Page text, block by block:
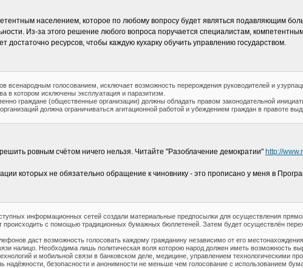
населением, которое по любому вопросу будет являться подавляющим
Из-за этого решение любого вопроса поручается специалистам,
достаточно ресурсов, чтобы каждую кухарку обучить управлению государством.
всенародным голосованием, исключает возможность перерождения руководителей и
в котором исключены эксплуатация и паразитизм.
граждане (общественные организации) должны обладать правом законодательной
должна ограничиваться агитационной работой и убеждением граждан в правоте
ровным счётом ничего нельзя. Читайте "Разоблачение демократии" http://
которых не обязательно обращение к чиновнику - это прописано у меня в
информационных сетей создали материальные предпосылки для осуществления
происходить с помощью традиционных бумажных бюллетеней. Затем будет осуществлён
даст возможность голосовать каждому гражданину независимо от его
налицо. Необходима лишь политическая воля которою народ должен иметь возможность
и мобильной связи в банковском деле, медицине, управлением технологическими
надёжности, безопасности и анонимности не меньше чем голосование с использованием